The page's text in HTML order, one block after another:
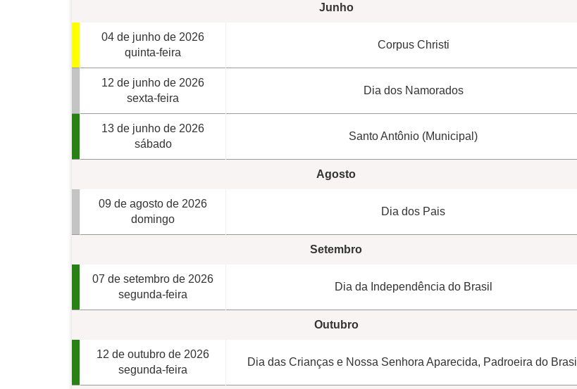
Junho
04 de junho de 2026
quinta-feira
Corpus Christi
12 de junho de 2026
sexta-feira
Dia dos Namorados
13 de junho de 2026
sábado
Santo Antônio (Municipal)
Agosto
09 de agosto de 2026
domingo
Dia dos Pais
Setembro
07 de setembro de 2026
segunda-feira
Dia da Independência do Brasil
Outubro
12 de outubro de 2026
segunda-feira
Dia das Crianças e Nossa Senhora Aparecida, Padroeira do Brasil